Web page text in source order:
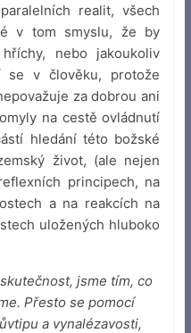
realit, všech
v tom smyslu, že by
nebo jakoukoliv
se v člověku, protože
za dobrou ani
na cestě ovládnutí
hledání této božské
život, (ale nejen
principech, na
a na reakcích na
uložených hluboko
jsme tím, co
Přesto se pomocí
a vynalézavosti,